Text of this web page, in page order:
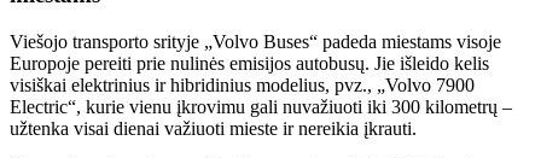
Viešojo transporto srityje „Volvo Buses“ padeda miestams visoje
Europoje pereiti prie nulinės emisijos autobusų. Jie išleido kelis
visiškai elektrinius ir hibridinius modelius, pvz., „Volvo 7900
Electric“, kurie vienu įkrovimu gali nuvažiuoti iki 300 kilometrų –
užtenka visai dienai važiuoti mieste ir nereikia įkrauti.